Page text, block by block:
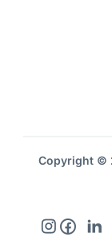
Copyright ©